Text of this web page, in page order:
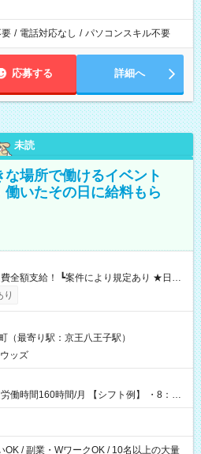
要 / 電話対応なし / パソコンスキル不要
応募する 詳細へ
未読
場所で働けるイベント
いたその日に給料もら
┗働いたその日に現金GET♪ お仕事後はコ
き落とせます！ 【試用期間】試
り
（最寄り駅：京王八王子駅）
ッズ
間/月 【シフト例】 ・8：00
OK / 副業・WワークOK / 10名以上の大量